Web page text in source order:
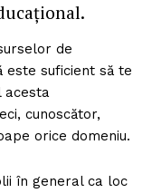
de
este suficient să te
acesta
cunoscător,
orice domeniu.
în general ca loc